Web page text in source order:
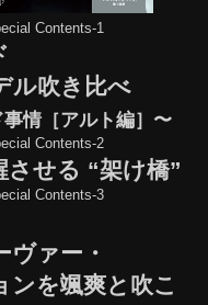
Contents-1
ル吹き比べ
情［アルト編］〜
Contents-2
させる “架け橋”
Contents-3
ヴァー・
ンを颯爽と吹こ